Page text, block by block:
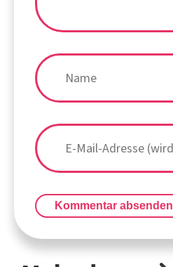
Kommentar absenden